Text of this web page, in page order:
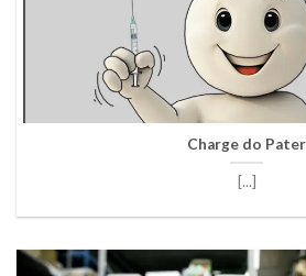
Charge do Pater
[...]